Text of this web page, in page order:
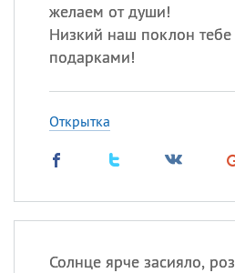
желаем от души!
Низкий наш поклон
подарками!
Открытка
Солнце ярче засияло,